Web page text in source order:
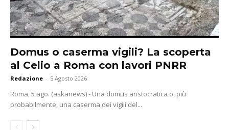
Domus o caserma vigili? La scoperta
al Celio a Roma con lavori PNRR
Redazione - 5 Agosto 2026
Roma, 5 ago. (askanews) - Una domus aristocratica o, più
probabilmente, una caserma dei vigili del...